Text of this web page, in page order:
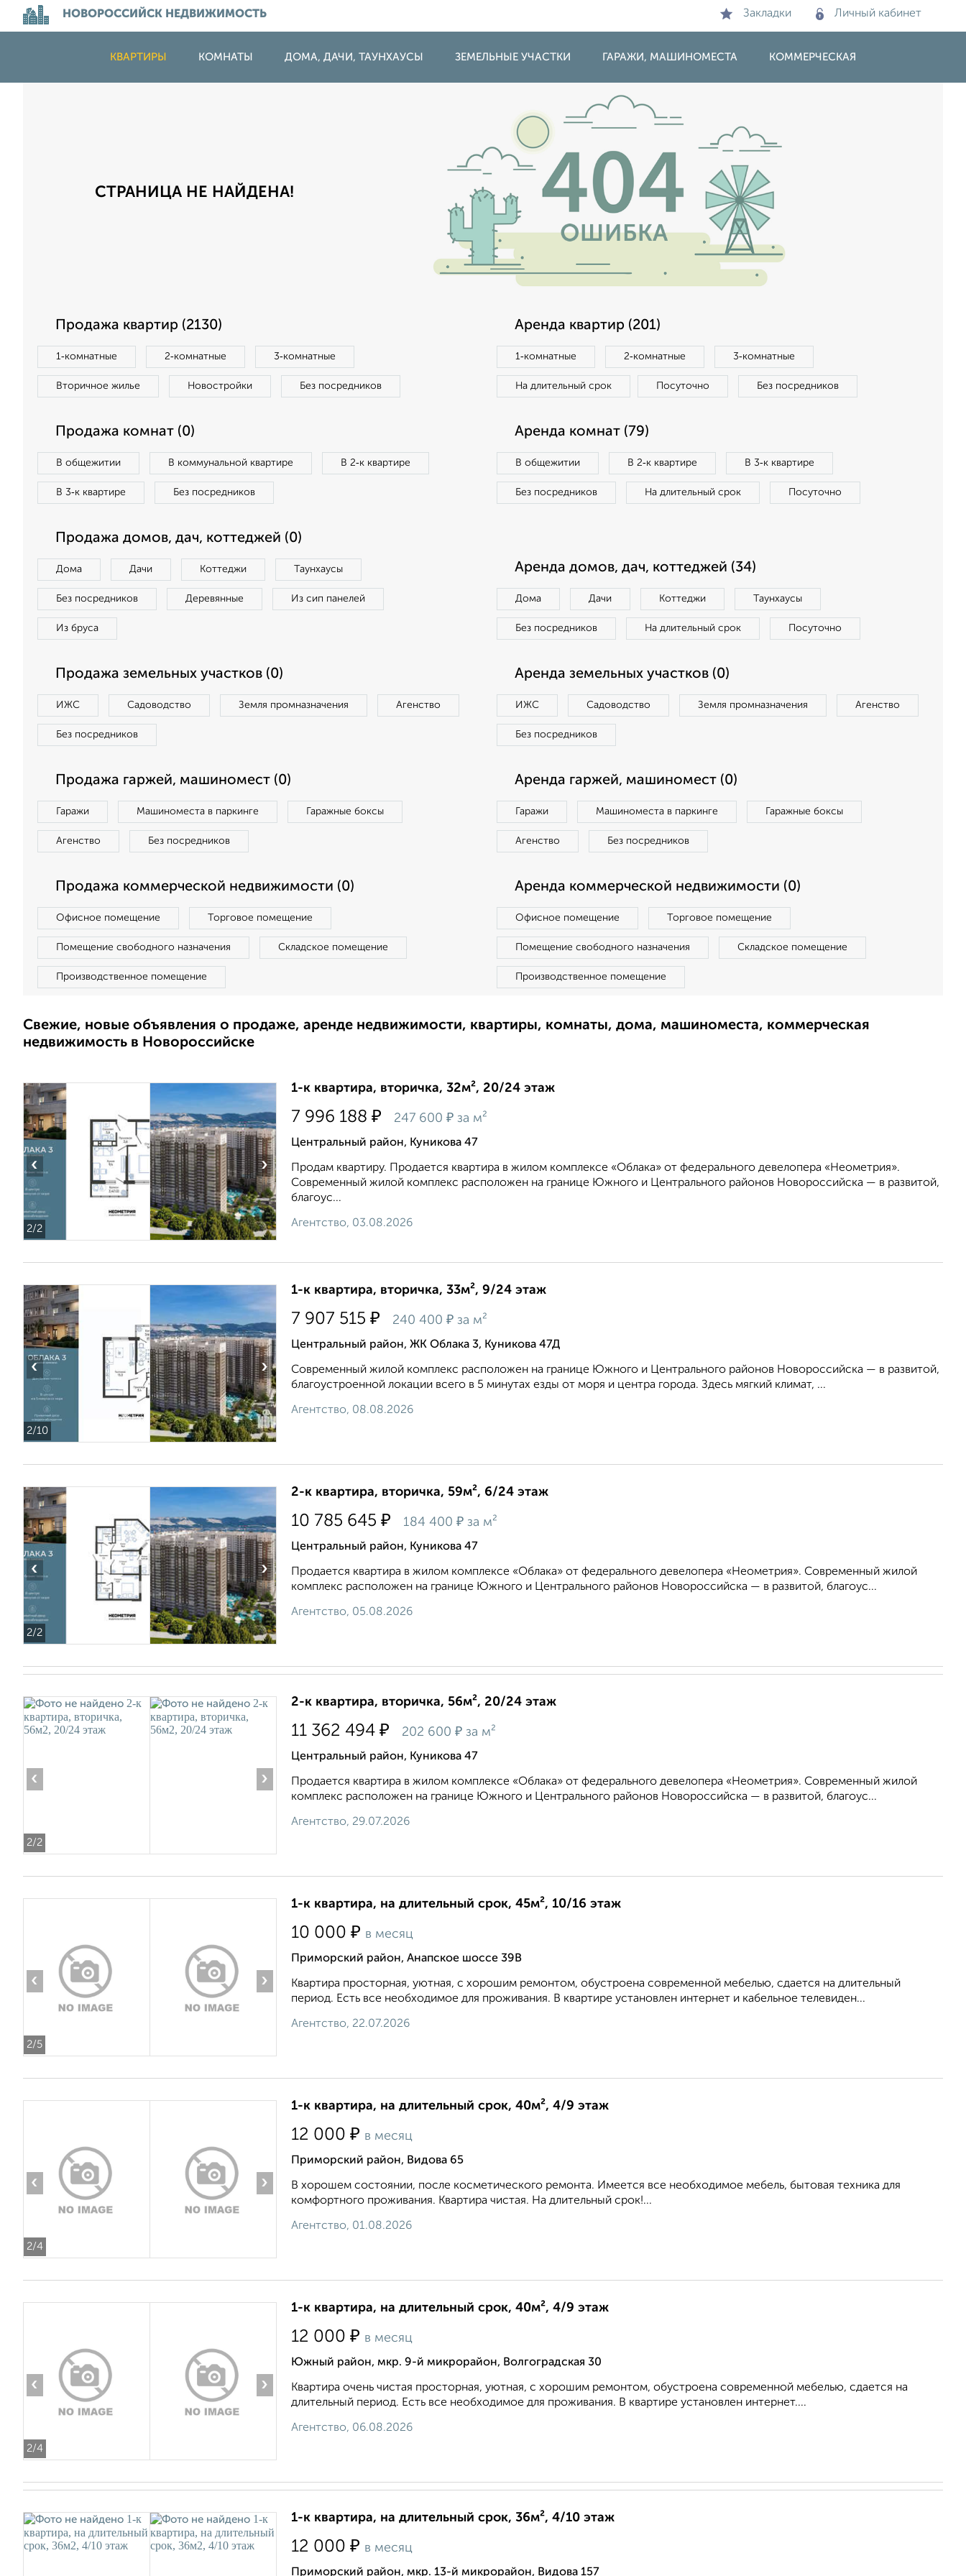
НОВОРОССИЙСК НЕДВИЖИМОСТЬ Закладки Личный кабинет
КВАРТИРЫ КОМНАТЫ ДОМА, ДАЧИ, ТАУНХАУСЫ ЗЕМЕЛЬНЫЕ УЧАСТКИ ГАРАЖИ, МАШИНОМЕСТА КОММЕРЧЕСКАЯ
СТРАНИЦА НЕ НАЙДЕНА!
Продажа квартир (2130)
1‑комнатные 2‑комнатные 3‑комнатные
Вторичное жилье Новостройки Без посредников
Аренда квартир (201)
1‑комнатные 2‑комнатные 3‑комнатные
На длительный срок Посуточно Без посредников
Продажа комнат (0)
В общежитии В коммунальной квартире В 2‑к квартире
В 3‑к квартире Без посредников
Аренда комнат (79)
В общежитии В 2‑к квартире В 3‑к квартире
Без посредников На длительный срок Посуточно
Продажа домов, дач, коттеджей (0)
Дома Дачи Коттеджи Таунхаусы
Без посредников Деревянные Из сип панелей
Из бруса
Аренда домов, дач, коттеджей (34)
Дома Дачи Коттеджи Таунхаусы
Без посредников На длительный срок Посуточно
Продажа земельных участков (0)
ИЖС Садоводство Земля промназначения Агенство
Без посредников
Аренда земельных участков (0)
ИЖС Садоводство Земля промназначения Агенство
Без посредников
Продажа гаржей, машиномест (0)
Гаражи Машиноместа в паркинге Гаражные боксы
Агенство Без посредников
Аренда гаржей, машиномест (0)
Гаражи Машиноместа в паркинге Гаражные боксы
Агенство Без посредников
Продажа коммерческой недвижимости (0)
Офисное помещение Торговое помещение
Помещение свободного назначения Складское помещение
Производственное помещение
Аренда коммерческой недвижимости (0)
Офисное помещение Торговое помещение
Помещение свободного назначения Складское помещение
Производственное помещение
Свежие, новые объявления о продаже, аренде недвижимости, квартиры, комнаты, дома, машиноместа, коммерческая
недвижимость в Новороссийске
2/2
‹ ›
1-к квартира, вторичка, 32м², 20/24 этаж
7 996 188 ₽ 247 600 ₽ за м²
Центральный район, Куникова 47
Продам квартиру. Продается квартира в жилом комплексе «Облака» от федерального девелопера «Неометрия».
Современный жилой комплекс расположен на границе Южного и Центрального районов Новороссийска — в развитой,
благоус...
Агентство, 03.08.2026
2/10
‹ ›
1-к квартира, вторичка, 33м², 9/24 этаж
7 907 515 ₽ 240 400 ₽ за м²
Центральный район, ЖК Облака 3, Куникова 47Д
Современный жилой комплекс расположен на границе Южного и Центрального районов Новороссийска — в развитой,
благоустроенной локации всего в 5 минутах езды от моря и центра города. Здесь мягкий климат, ...
Агентство, 08.08.2026
2/2
‹ ›
2-к квартира, вторичка, 59м², 6/24 этаж
10 785 645 ₽ 184 400 ₽ за м²
Центральный район, Куникова 47
Продается квартира в жилом комплексе «Облака» от федерального девелопера «Неометрия». Современный жилой
комплекс расположен на границе Южного и Центрального районов Новороссийска — в развитой, благоус...
Агентство, 05.08.2026
2/2
‹ ›
2-к квартира, вторичка, 56м², 20/24 этаж
11 362 494 ₽ 202 600 ₽ за м²
Центральный район, Куникова 47
Продается квартира в жилом комплексе «Облака» от федерального девелопера «Неометрия». Современный жилой
комплекс расположен на границе Южного и Центрального районов Новороссийска — в развитой, благоус...
Агентство, 29.07.2026
2/5
‹ ›
1-к квартира, на длительный срок, 45м², 10/16 этаж
10 000 ₽ в месяц
Приморский район, Анапское шоссе 39В
Квартира просторная, уютная, с хорошим ремонтом, обустроена современной мебелью, сдается на длительный
период. Есть все необходимое для проживания. В квартире установлен интернет и кабельное телевиден...
Агентство, 22.07.2026
2/4
‹ ›
1-к квартира, на длительный срок, 40м², 4/9 этаж
12 000 ₽ в месяц
Приморский район, Видова 65
В хорошем состоянии, после косметического ремонта. Имеется все необходимое мебель, бытовая техника для
комфортного проживания. Квартира чистая. На длительный срок!...
Агентство, 01.08.2026
2/4
‹ ›
1-к квартира, на длительный срок, 40м², 4/9 этаж
12 000 ₽ в месяц
Южный район, мкр. 9-й микрорайон, Волгоградская 30
Квартира очень чистая просторная, уютная, с хорошим ремонтом, обустроена современной мебелью, сдается на
длительный период. Есть все необходимое для проживания. В квартире установлен интернет....
Агентство, 06.08.2026
1-к квартира, на длительный срок, 36м², 4/10 этаж
12 000 ₽ в месяц
Приморский район, мкр. 13-й микрорайон, Видова 157